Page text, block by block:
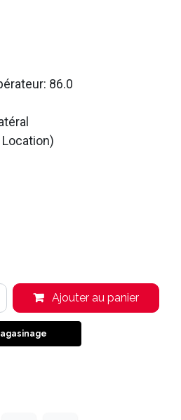
86.0
Ajouter au panier